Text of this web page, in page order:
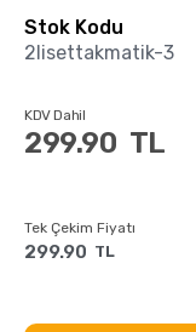
Stok Kodu
2lisettakmatik-3
299.90 TL
KDV Dahil
Tek Çekim Fiyatı
299.90 TL